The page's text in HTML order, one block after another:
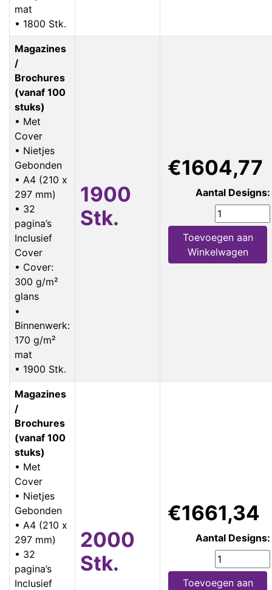
mat
• 1800 Stk.
Magazines
/
Brochures
(vanaf 100
stuks)
• Met
Cover
• Nietjes
Gebonden
• A4 (210 x
297 mm)
• 32
pagina’s
Inclusief
Cover
• Cover:
300 g/m²
glans
•
Binnenwerk:
170 g/m²
mat
• 1900 Stk.
1900
Stk.
€1604,77
Aantal Designs:
Toevoegen aan
Winkelwagen
Magazines
/
Brochures
(vanaf 100
stuks)
• Met
Cover
• Nietjes
Gebonden
• A4 (210 x
297 mm)
• 32
pagina’s
Inclusief
2000
Stk.
€1661,34
Aantal Designs:
Toevoegen aan